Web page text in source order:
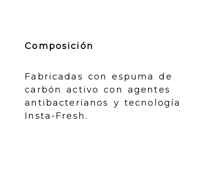
Composición
Fabricadas con espuma de
carbón activo con agentes
antibacterianos y tecnología
Insta-Fresh.